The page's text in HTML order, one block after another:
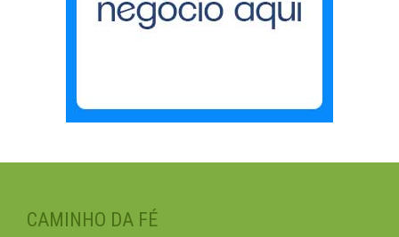
CAMINHO DA FÉ